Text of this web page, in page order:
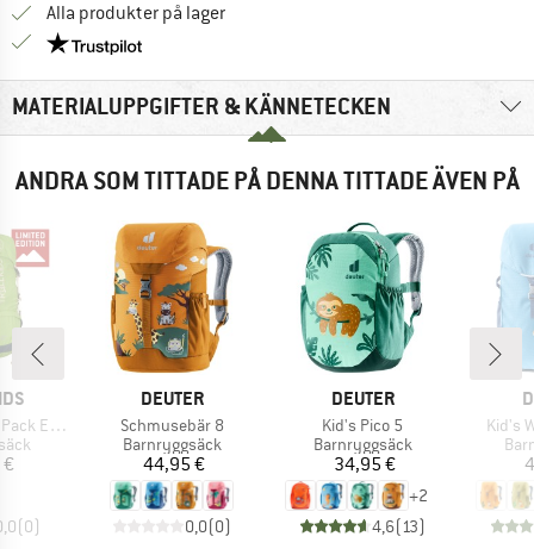
Alla produkter på lager
Trust Pilot-garanti - hitta all information här!
MATERIALUPPGIFTER & KÄNNETECKEN
ANDRA SOM TITTADE PÅ DENNA TITTADE ÄVEN PÅ
(0)
VARUMÄRKE
DEUTER
Produkter
Schmusebär 8
Produktgrupp
Barnryggsäck
Pris
44,95 €
0,0(0)
VARUMÄRKE
DEUTER
Produkter
Kid's Pico 5
Produktgrupp
Barnryggsäck
Pris
34,95 €
+2
4,6(13)
Kid's